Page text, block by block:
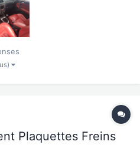
Plaquettes Freins